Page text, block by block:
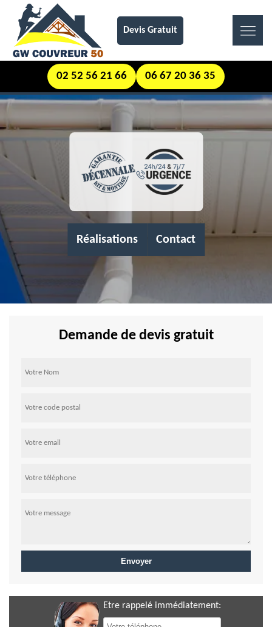
Devis Gratuit
02 52 56 21 66 06 67 20 36 35
Réalisations Contact
Demande de devis gratuit
Etre rappelé immédiatement: